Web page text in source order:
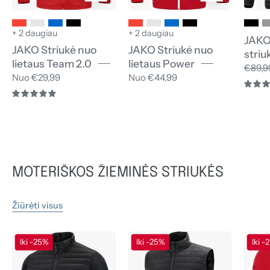
+ 2 daugiau
JAKO Striukė nuo
lietaus Team 2.0
Nuo €29,99
+ 2 daugiau
JAKO Striukė nuo
lietaus Power
Nuo €44,99
MOTERIŠKOS ŽIEMINĖS STRIUKĖS
Žiūrėti visus
JAKO
Hibridinė
Iki -25%
JAKO
Dygsniuota
Iki -25% Iki -